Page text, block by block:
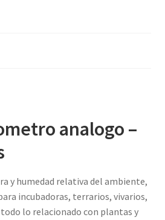
analogo –
y humedad relativa del ambiente,
incubadoras, terrarios, vivarios,
lo relacionado con plantas y